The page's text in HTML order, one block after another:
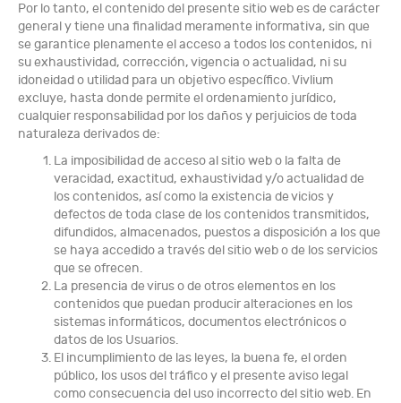
Por lo tanto, el contenido del presente sitio web es de carácter
general y tiene una finalidad meramente informativa, sin que
se garantice plenamente el acceso a todos los contenidos, ni
su exhaustividad, corrección, vigencia o actualidad, ni su
idoneidad o utilidad para un objetivo específico. Vivlium
excluye, hasta donde permite el ordenamiento jurídico,
cualquier responsabilidad por los daños y perjuicios de toda
naturaleza derivados de:
La imposibilidad de acceso al sitio web o la falta de
veracidad, exactitud, exhaustividad y/o actualidad de
los contenidos, así como la existencia de vicios y
defectos de toda clase de los contenidos transmitidos,
difundidos, almacenados, puestos a disposición a los que
se haya accedido a través del sitio web o de los servicios
que se ofrecen.
La presencia de virus o de otros elementos en los
contenidos que puedan producir alteraciones en los
sistemas informáticos, documentos electrónicos o
datos de los Usuarios.
El incumplimiento de las leyes, la buena fe, el orden
público, los usos del tráfico y el presente aviso legal
como consecuencia del uso incorrecto del sitio web. En